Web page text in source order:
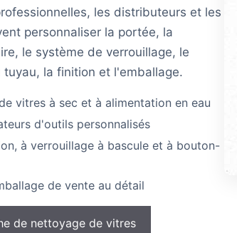
les distributeurs et les
personnaliser la portée, la
le système de verrouillage, le
la finition et l'emballage.
vitres à sec et à alimentation en eau
d'outils personnalisés
à verrouillage à bascule et à bouton-
de vente au détail
de nettoyage de vitres